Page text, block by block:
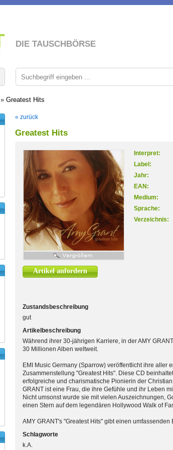
DIE TAUSCHBÖRSE
» Greatest Hits
« zurück
Greatest Hits
Artikel anfordern
Interpret:
Label:
Jahr:
EAN:
Medium:
Sprache:
Verzeichnis:
Zustandsbeschreibung
gut
Artikelbeschreibung
Während ihrer 30-jährigen Karriere, in der AMY
30 Millionen Alben weltweit.
EMI Music Germany (Sparrow) veröffentlicht ihre
Zusammenstellung "Greatest Hits". Diese CD
erfolgreiche und charismatische Pionierin der
GRANT ist eine Frau, die ihre Gefühle und ihr Leben
Nicht umsonst wurde sie mit vielen Auszeichnungen,
einen Stern auf dem legendären Hollywood Walk of
AMY GRANT's "Greatest Hits" gibt einen
Schlagworte
k.A.